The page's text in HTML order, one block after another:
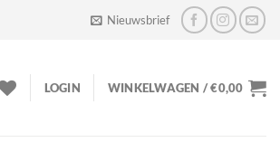
Nieuwsbrief
LOGIN WINKELWAGEN /€0,00